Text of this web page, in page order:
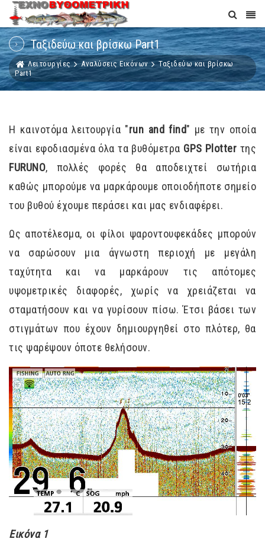
Ταξιδεύω και βρίσκω Part1
Λειτουργίες Αναλύσεις Εικόνων
Ταξιδεύω και βρίσκω
Part1
Η καινοτόμα λειτουργία "run and find" με την οποία
είναι εφοδιασμένα όλα τα βυθόμετρα GPS Plotter της
FURUNO, πολλές φορές θα αποδειχτεί σωτήρια
καθώς μπορούμε να μαρκάρουμε οποιοδήποτε σημείο
του βυθού έχουμε περάσει και μας ενδιαφέρει.
Ως αποτέλεσμα, οι φίλοι ψαροντουφεκάδες μπορούν
να σαρώσουν μια άγνωστη περιοχή με μεγάλη
ταχύτητα και να μαρκάρουν τις απότομες
υψομετρικές διαφορές, χωρίς να χρειάζεται να
σταματήσουν και να γυρίσουν πίσω. Έτσι βάσει των
στιγμάτων που έχουν δημιουργηθεί στο πλότερ, θα
τις ψαρέψουν όποτε θελήσουν.
Εικόνα 1